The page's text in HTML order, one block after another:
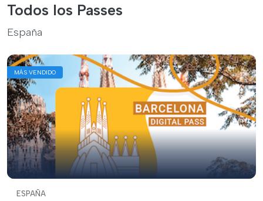
Todos los Passes
España
MÁS VENDIDO
ESPAÑA